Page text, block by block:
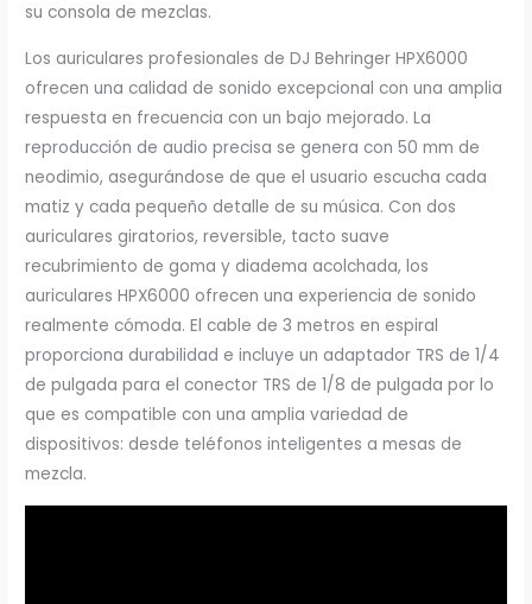
su consola de mezclas.
Los auriculares profesionales de DJ Behringer HPX6000
ofrecen una calidad de sonido excepcional con una amplia
respuesta en frecuencia con un bajo mejorado. La
reproducción de audio precisa se genera con 50 mm de
neodimio, asegurándose de que el usuario escucha cada
matiz y cada pequeño detalle de su música. Con dos
auriculares giratorios, reversible, tacto suave
recubrimiento de goma y diadema acolchada, los
auriculares HPX6000 ofrecen una experiencia de sonido
realmente cómoda. El cable de 3 metros en espiral
proporciona durabilidad e incluye un adaptador TRS de 1/4
de pulgada para el conector TRS de 1/8 de pulgada por lo
que es compatible con una amplia variedad de
dispositivos: desde teléfonos inteligentes a mesas de
mezcla.